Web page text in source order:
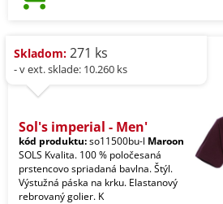
Skladom: 271 ks
- v ext. sklade: 10.260 ks
Sol's imperial - Men'
kód produktu:so11500bu-l Maroon
SOLS Kvalita. 100 % poločesaná
prstencovo spriadaná bavlna. Štýl.
Výstužná páska na krku. Elastanový
rebrovaný golier. K